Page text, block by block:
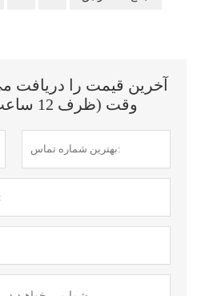
آخرین قیمت را دریافت
وقت (ظرف 12 ساعت) پاسخ خواهیم داد